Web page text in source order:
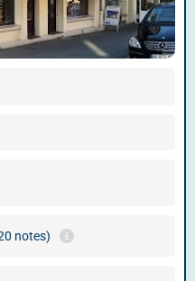
notes)